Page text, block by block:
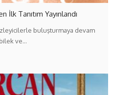
İlk Tanıtım Yayınlandı
buluşturmaya devam
ve…